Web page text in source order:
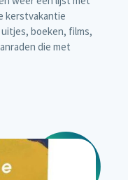
kerstvakantie
boeken, films,
die met